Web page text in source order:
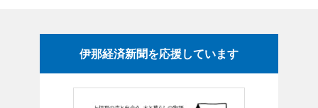
伊那経済新聞を応援しています